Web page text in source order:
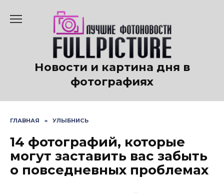
содержанию
Новости и картина дня в
фотографиях
ГЛАВНАЯ » УЛЫБНИСЬ
14 фотографий, которые
могут заставить вас забыть
о повседневных проблемах